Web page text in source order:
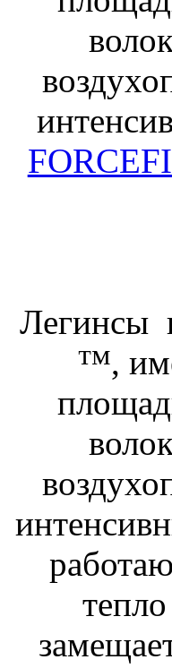
Легинсы
™,